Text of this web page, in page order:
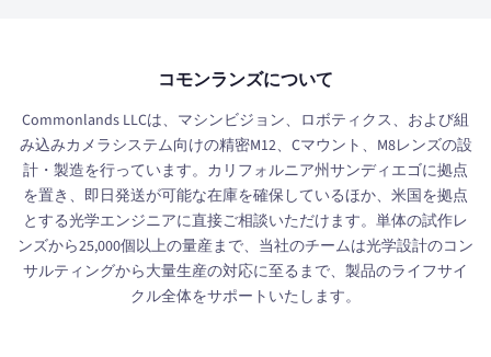
コモンランズについて
Commonlands LLCは、マシンビジョン、ロボティクス、および組
み込みカメラシステム向けの精密M12、Cマウント、M8レンズの設
計・製造を行っています。カリフォルニア州サンディエゴに拠点
を置き、即日発送が可能な在庫を確保しているほか、米国を拠点
とする光学エンジニアに直接ご相談いただけます。単体の試作レ
ンズから25,000個以上の量産まで、当社のチームは光学設計のコン
サルティングから大量生産の対応に至るまで、製品のライフサイ
クル全体をサポートいたします。